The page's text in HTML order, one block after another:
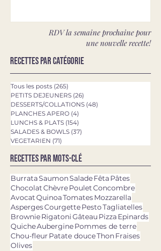
RDV la semaine prochaine pour
une nouvelle recette!
Recettes par catégorie
Tous les posts (265)
PETITS DEJEUNERS (26)
DESSERTS/COLLATIONS (48)
PLANCHES APERO (4)
LUNCHS & PLATS (154)
SALADES & BOWLS (37)
VEGETARIEN (71)
Recettes par mots-clé
BurrataSaumonSaladeFêta Pâtes
ChocolatChèvrePouletConcombre
AvocatQuinoaTomatesMozzarella
AspergesCourgettePestoTagliatelles
BrownieRigatoniGâteau Pizza Epinards
QuicheAuberginePommes de terre
Chou-fleur Patate douceThonFraises
Olives